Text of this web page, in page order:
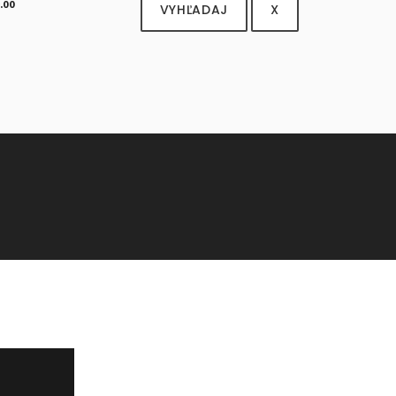
VYHĽADAJ X